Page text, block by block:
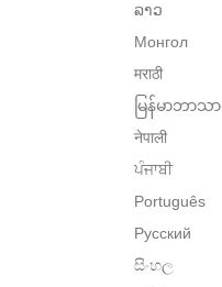
ລາວ
Монгол
मराठी
မြန်မာဘာသာ
नेपाली
ਪੰਜਾਬੀ
Português
Русский
සිංහල